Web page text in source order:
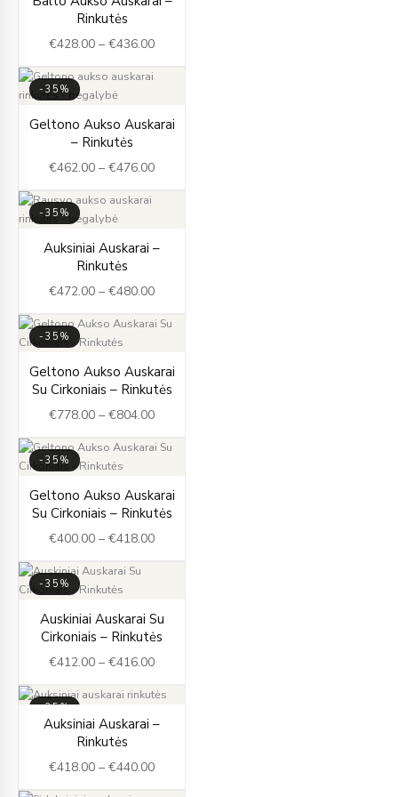
Rinkutės
€428.00 – €436.00
range:
through
-35%
Geltono Aukso Auskarai
– Rinkutės
€462.00 – €476.00
range:
through
-35%
Auksiniai Auskarai –
Rinkutės
€472.00 – €480.00
range:
through
-35%
Geltono Aukso Auskarai
Su Cirkoniais – Rinkutės
€778.00 – €804.00
range:
€778.00
through
-35%
Geltono Aukso Auskarai
Su Cirkoniais – Rinkutės
€400.00 – €418.00
range:
€400.00
through
-35%
Auskiniai Auskarai Su
Cirkoniais – Rinkutės
€412.00 – €416.00
range:
€412.00
through
-35%
Auksiniai Auskarai –
Rinkutės
€418.00 – €440.00
range:
through